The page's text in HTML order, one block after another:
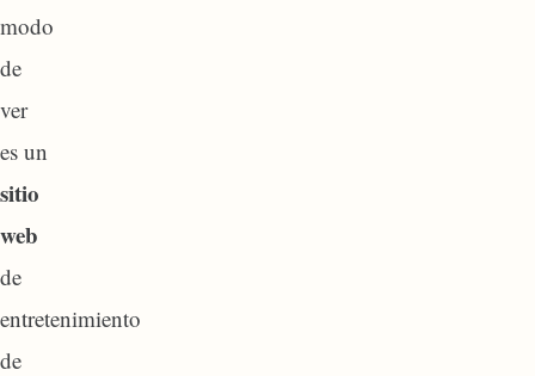
modo
de
ver
es un
sitio
web
de
entretenimiento
de